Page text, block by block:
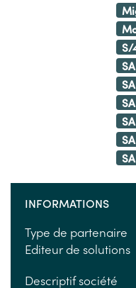
S/
INFORMATIONS
Type de partenaire
Editeur de solutions
Descriptif société